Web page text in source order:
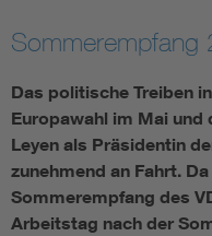
Assisted Living
Electromobility
Energy efficiency
Energy storage
Sommerempfang
Das politische Treiben
Europawahl im Mai und
Leyen als Präsidentin
zunehmend an Fahrt.
Sommerempfang des
Arbeitstag nach der